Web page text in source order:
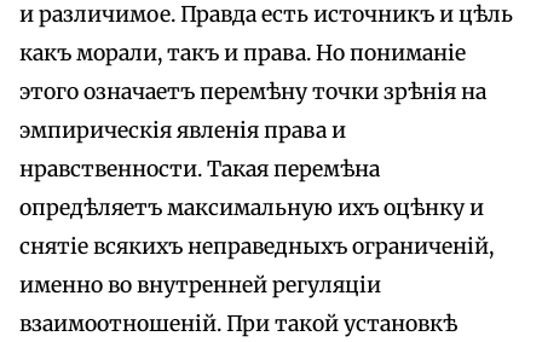
и различимое. Правда есть источникъ и цѣль
какъ морали, такъ и права. Но пониманіе
этого означаетъ перемѣну точки зрѣнія на
эмпирическія явленія права и
нравственности. Такая перемѣна
опредѣляетъ максимальную ихъ оцѣнку и
снятіе всякихъ неправедныхъ ограниченій,
именно во внутренней регуляціи
взаимоотношеній. При такой установкѣ